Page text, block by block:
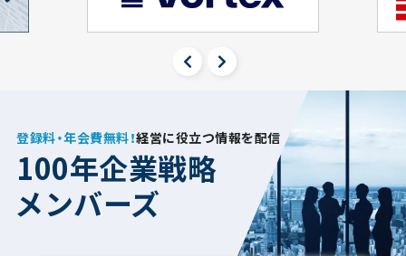
登録料・年会費無料！経営に役立つ情報を配信
100年企業戦略
メンバーズ